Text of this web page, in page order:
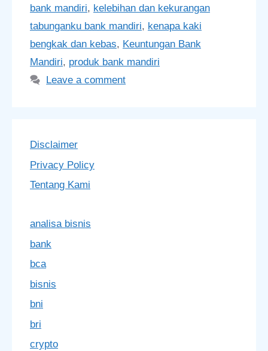
bank mandiri, kelebihan dan kekurangan
tabunganku bank mandiri, kenapa kaki
bengkak dan kebas, Keuntungan Bank
Mandiri, produk bank mandiri
Leave a comment
Disclaimer
Privacy Policy
Tentang Kami
analisa bisnis
bank
bca
bisnis
bni
bri
crypto